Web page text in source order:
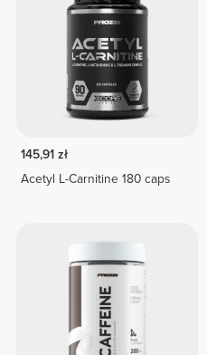
145,91 zł
Acetyl L-Carnitine 180 caps